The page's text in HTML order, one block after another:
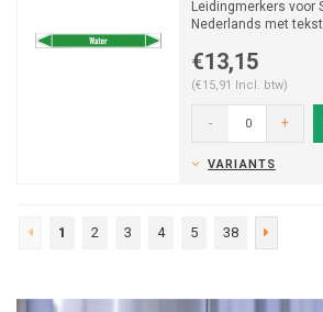
Leidingmerkers voor
Nederlands met
€13,15
(€15,91 Incl. btw)
- +
VARIANTS
1 2 3 4 5 38